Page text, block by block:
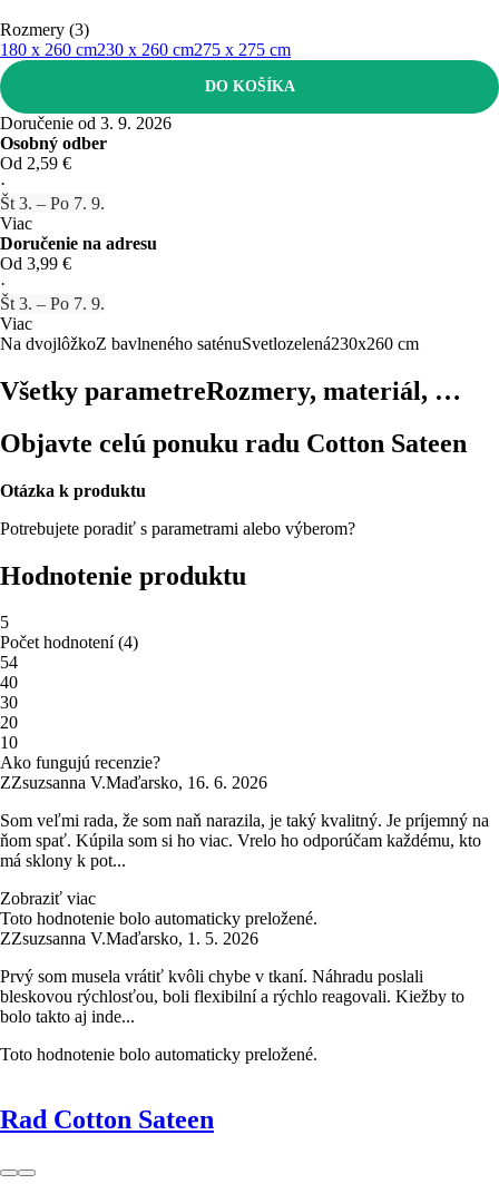
Rozmery (3)
180 x 260 cm230 x 260 cm275 x 275 cm
DO KOŠÍKA
Doručenie od 3. 9. 2026
Osobný odber
Od 2,59 €
·
Št 3. – Po 7. 9.
Viac
Doručenie na adresu
Od 3,99 €
·
Št 3. – Po 7. 9.
Viac
Na dvojlôžkoZ bavlneného saténuSvetlozelená230x260 cm
Všetky parametreRozmery, materiál, …
Objavte celú ponuku radu Cotton Sateen
Otázka k produktu
Potrebujete poradiť s parametrami alebo výberom?
Hodnotenie produktu
5
Počet hodnotení(4)
54
40
30
20
10
Ako fungujú recenzie?
ZZsuzsanna V.Maďarsko, 16. 6. 2026
Som veľmi rada, že som naň narazila, je taký kvalitný. Je príjemný na
ňom spať. Kúpila som si ho viac. Vrelo ho odporúčam každému, kto
má sklony k pot...
Zobraziť viac
Toto hodnotenie bolo automaticky preložené.
ZZsuzsanna V.Maďarsko, 1. 5. 2026
Prvý som musela vrátiť kvôli chybe v tkaní. Náhradu poslali
bleskovou rýchlosťou, boli flexibilní a rýchlo reagovali. Kiežby to
bolo takto aj inde...
Toto hodnotenie bolo automaticky preložené.
Rad Cotton Sateen